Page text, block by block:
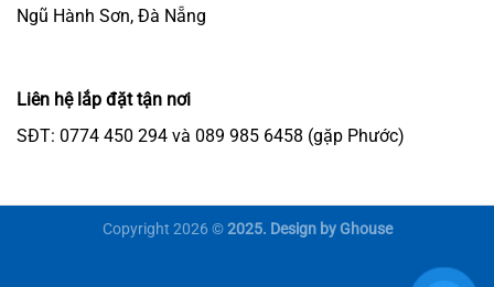
Ngũ Hành Sơn, Đà Nẵng
Liên hệ lắp đặt tận nơi
SĐT: 0774 450 294 và 089 985 6458 (gặp Phước)
Copyright 2026 ©2025. Design by Ghouse